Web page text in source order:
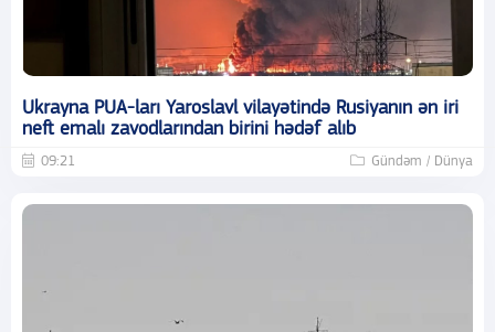
Ukrayna PUA-ları Yaroslavl vilayətində Rusiyanın ən iri
neft emalı zavodlarından birini hədəf alıb
09:21 Gündəm / Dünya